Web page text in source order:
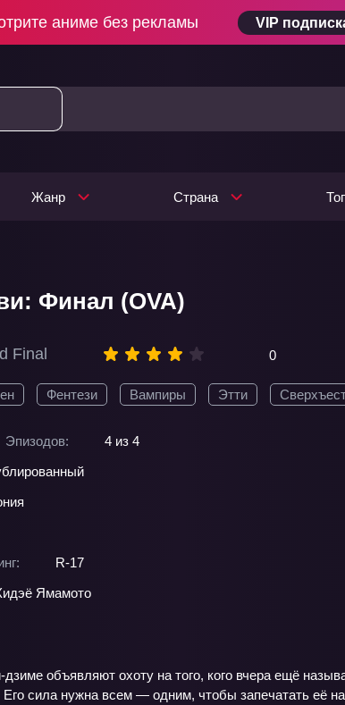
аниме без рекламы VIP
Жанр Страна
Финал (OVA)
Final 0
Фентези Вампиры Этти
Эпизодов:
4 из 4
R-17
Ямамото
дзиме объявляют охоту на того, кого вчера ещё
сила нужна всем — одним, чтобы запечатать её